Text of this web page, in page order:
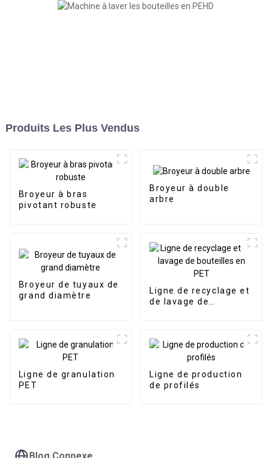
Produits Les Plus Vendus
Broyeur à bras
pivotant robuste
Broyeur à double
arbre
Broyeur de tuyaux de
grand diamètre
Ligne de recyclage et
de lavage de
Ligne de granulation
PET
Ligne de production
de profilés